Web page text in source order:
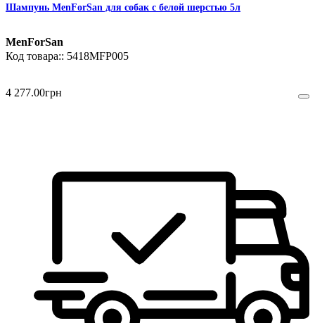
Шампунь MenForSan для собак с белой шерстью 5л
MenForSan
5418MFP005
4 277.00грн